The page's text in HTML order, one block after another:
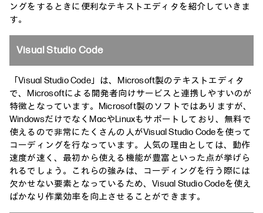
ングをするときに便利なテキストエディタを紹介していきま
す。
Visual Studio Code
「Visual Studio Code」は、Microsoft製のテキストエディタ
で、Microsoftによる開発者向けサービスと連携しやすいのが
特徴となっています。Microsoft製のソフトではありますが、
WindowsだけでなくMacやLinuxもサポートしており、無料で
使えるので非常にたくさんの人がVisual Studio Codeを使って
コーディングを行なっています。人気の理由としては、動作
速度が速く、最初から使える機能が豊富といった点が挙げら
れるでしょう。これらの強みは、コーディングを行う際には
欠かせない要素となっているため、Visual Studio Codeを使え
ばかなり作業効率を向上させることができます。